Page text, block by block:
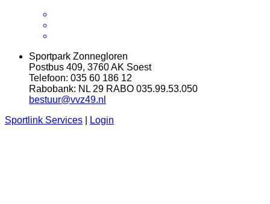
Sportpark Zonnegloren
Postbus 409, 3760 AK Soest
Telefoon: 035 60 186 12
Rabobank: NL 29 RABO 035.99.53.050
bestuur@vvz49.nl
Sportlink Services
Login